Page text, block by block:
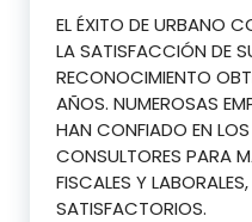
EL ÉXITO DE URBANO
LA SATISFACCIÓN DE
RECONOCIMIENTO
AÑOS. NUMEROSAS
HAN CONFIADO EN
CONSULTORES PARA
FISCALES Y
SATISFACTORIOS.